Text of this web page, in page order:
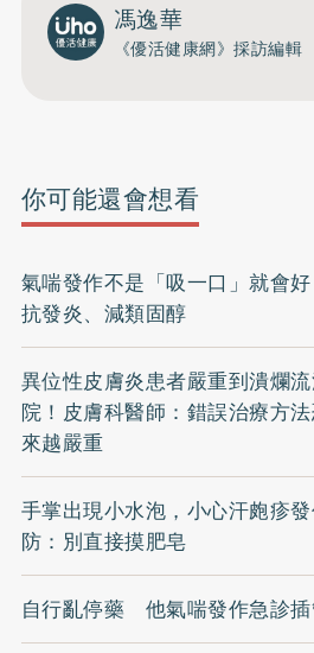
馮逸華
《優活健康網》採訪編輯
你可能還會想看
氣喘發作不是「吸一口」就會好
抗發炎、減類固醇
異位性皮膚炎患者嚴重到潰爛
院！皮膚科醫師：錯誤治療方
來越嚴重
手掌出現小水泡，小心汗皰疹
防：別直接摸肥皂
自行亂停藥 他氣喘發作急診插